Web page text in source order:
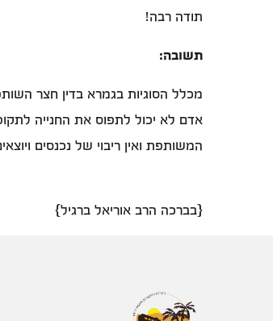
תודה רבה!
תשובה:
מכלל הסוגיות בגמרא בדין חצר
אדם לא יכול לתפוס את החנייה
המשותפת ואין ריבוי של נכנסים
{בברכה הרב אוריאל ברגיל}